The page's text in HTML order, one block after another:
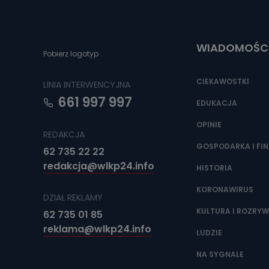
Jakie
źródeł
adres
Jak
Pobierz logotyp
LINIA INTERWENCYJNA
661 997 997
REDAKCJA
62 735 22 22
redakcja@wlkp24.info
DZIAŁ REKLAMY
62 735 01 85
reklama@wlkp24.info
CIEKAWOSTKI
EDUKACJA
OPINIE
GOSPODARKA I
HISTORIA
KORONAWIRUS
KULTURA I
LUDZIE
NA SYGNALE